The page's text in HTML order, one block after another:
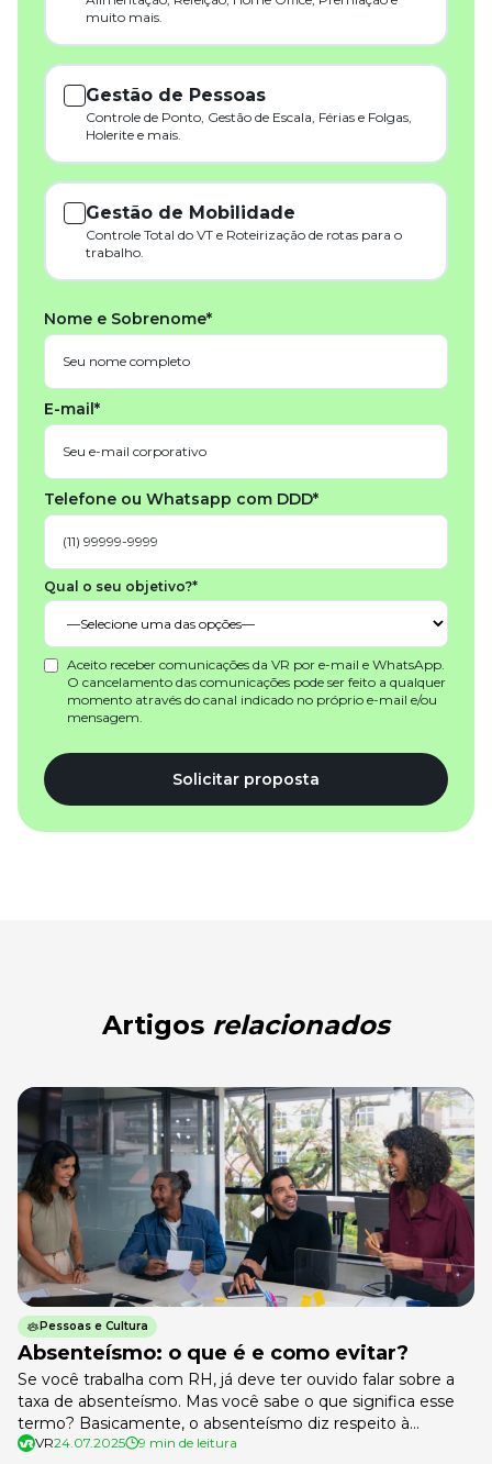
muito mais.
Gestão de Pessoas
Controle de Ponto, Gestão de Escala, Férias e Folgas,
Holerite e mais.
Gestão de Mobilidade
Controle Total do VT e Roteirização de rotas para o
trabalho.
Nome e Sobrenome*
E-mail*
Telefone ou Whatsapp com DDD*
Qual o seu objetivo?*
Aceito receber comunicações da VR por e-mail e WhatsApp.
O cancelamento das comunicações pode ser feito a qualquer
momento através do canal indicado no próprio e-mail e/ou
mensagem.
Solicitar proposta
Artigos relacionados
Pessoas e Cultura
Absenteísmo: o que é e como evitar?
Se você trabalha com RH, já deve ter ouvido falar sobre a
taxa de absenteísmo. Mas você sabe o que significa esse
termo? Basicamente, o absenteísmo diz respeito à
quantidade de faltas dos colaboradores, que afetam
VR24.07.2025 9 min de leitura